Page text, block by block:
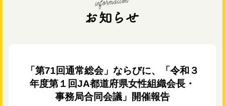
「第71回通常総会」ならびに、「令和３
年度第１回JA都道府県女性組織会長・
事務局合同会議」開催報告